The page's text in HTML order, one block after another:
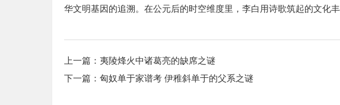
华文明基因的追溯。在公元后的时空维度里，李白用诗歌筑起的文化
上一篇： 夷陵烽火中诸葛亮的缺席之谜
下一篇： 匈奴单于家谱考 伊稚斜单于的父系之谜